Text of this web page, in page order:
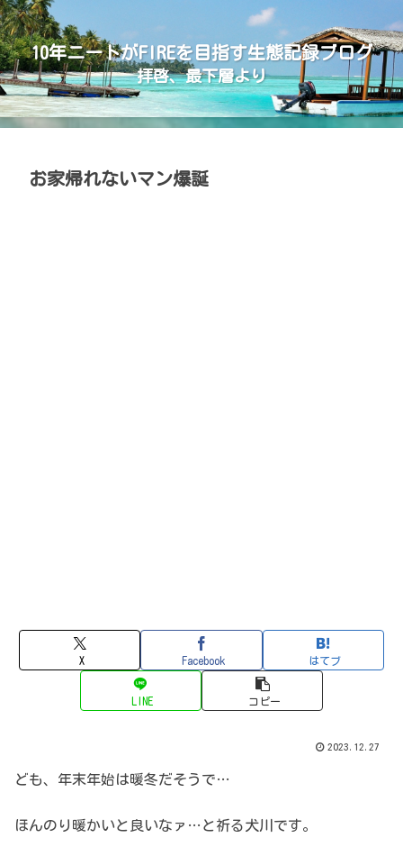
10年ニートがFIREを目指す生態記録ブログ
拝啓、最下層より
お家帰れないマン爆誕
X Facebook はてブ
LINE コピー
2023.12.27
ども、年末年始は暖冬だそうで…
ほんのり暖かいと良いなァ…と祈る犬川です。